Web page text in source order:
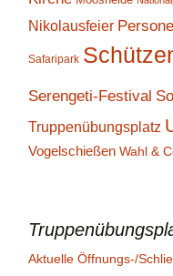
Nikolausfeier
Safaripark
Serengeti-Festival
Truppenübungsplatz
Vogelschießen Wahl &
Aktuelle Öffnungs-/